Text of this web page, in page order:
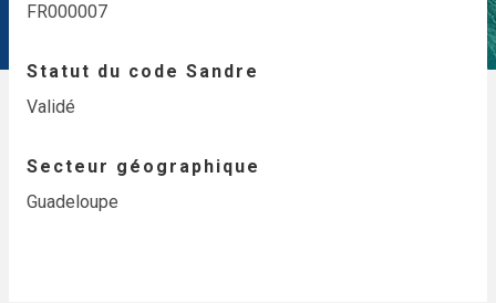
FR000007
Statut du code Sandre
Validé
Secteur géographique
Guadeloupe